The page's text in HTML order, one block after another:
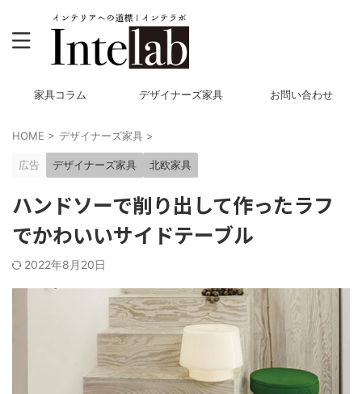
家具コラム デザイナーズ家具 お問い合わせ
HOME > デザイナーズ家具 >
広告 デザイナーズ家具 北欧家具
ハンドソーで削り出して作ったラフ
でかわいいサイドテーブル
2022年8月20日